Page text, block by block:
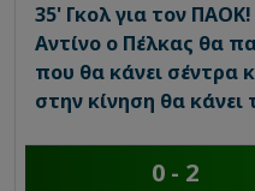
35' Γκολ για τον
Αντίνο ο Πέλκας θα
που θα κάνει σέντρα
στην κίνηση θα κάνει
0 - 2